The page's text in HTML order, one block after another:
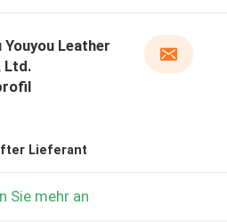
Youyou Leather
Ltd.
Lieferant
Sie mehr an